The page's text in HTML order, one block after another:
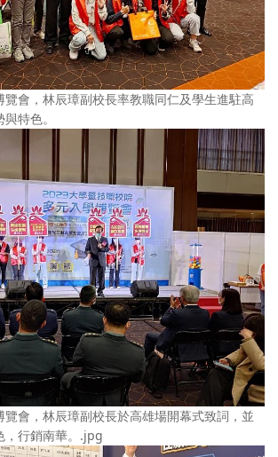
會，林辰璋副校長率教職同仁及學生進駐高
特色。
會，林辰璋副校長於高雄場開幕式致詞，並
，行銷南華。.jpg